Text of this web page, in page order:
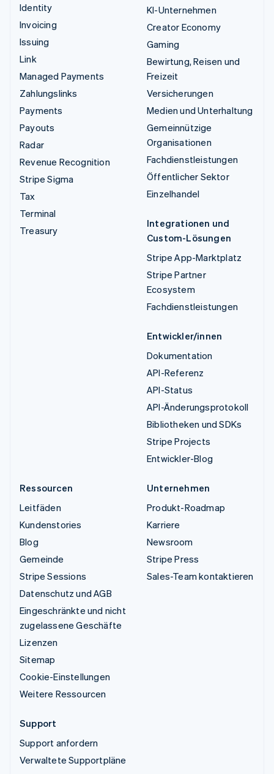
Identity
Invoicing
Issuing
Link
Managed Payments
Zahlungslinks
Payments
Payouts
Radar
Revenue Recognition
Stripe Sigma
Tax
Terminal
Treasury
KI-Unternehmen
Creator Economy
Gaming
Bewirtung, Reisen und
Freizeit
Versicherungen
Medien und Unterhaltung
Gemeinnützige
Organisationen
Fachdienstleistungen
Öffentlicher Sektor
Einzelhandel
Integrationen und
Custom-Lösungen
Stripe App-Marktplatz
Stripe Partner
Ecosystem
Fachdienstleistungen
Entwickler/innen
Dokumentation
API-Referenz
API-Status
API-Änderungsprotokoll
Bibliotheken und SDKs
Stripe Projects
Entwickler-Blog
Ressourcen
Leitfäden
Kundenstories
Blog
Gemeinde
Stripe Sessions
Datenschutz und AGB
Eingeschränkte und nicht
zugelassene Geschäfte
Lizenzen
Sitemap
Cookie-Einstellungen
Weitere Ressourcen
Unternehmen
Produkt-Roadmap
Karriere
Newsroom
Stripe Press
Sales-Team kontaktieren
Support
Support anfordern
Verwaltete Supportpläne